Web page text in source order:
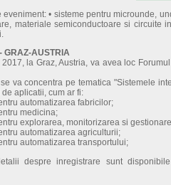
• sisteme pentru microunde,
materiale semiconductoare si circuite
GRAZ-AUSTRIA
la Graz, Austria, va avea loc
va concentra pe tematica "Sistemele
aplicatii, cum ar fi:
automatizarea fabricilor;
medicina;
explorarea, monitorizarea si
automatizarea agriculturii;
automatizarea transportului;
despre inregistrare sunt